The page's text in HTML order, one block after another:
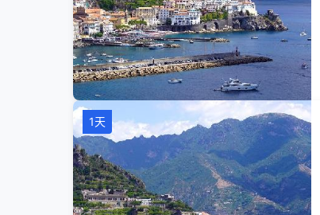
1天